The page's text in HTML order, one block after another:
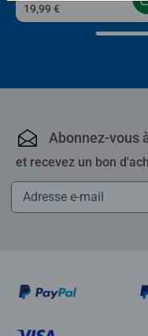
19,99 €
Abonnez-vous
et recevez un bon